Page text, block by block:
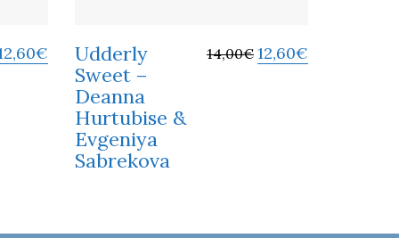
€
Udderly
Sweet –
Deanna
Hurtubise &
Evgeniya
Sabrekova
14,00€ 12,60€